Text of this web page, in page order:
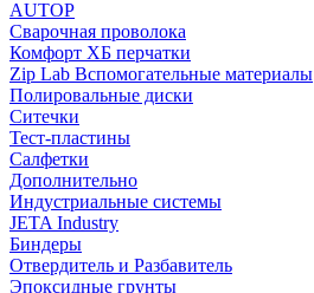
AUTOP
Сварочная проволока
Комфорт ХБ перчатки
Zip Lab Вспомогательные материалы
Полировальные диски
Ситечки
Тест-пластины
Салфетки
Дополнительно
Индустриальные системы
JETA Industry
Биндеры
Отвердитель и Разбавитель
Эпоксидные грунты